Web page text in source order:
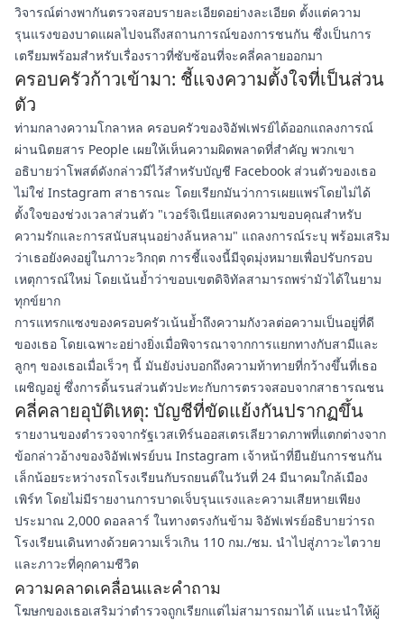
วิจารณ์ต่างพากันตรวจสอบรายละเอียดอย่างละเอียด ตั้งแต่ความ
รุนแรงของบาดแผลไปจนถึงสถานการณ์ของการชนกัน ซึ่งเป็นการ
เตรียมพร้อมสำหรับเรื่องราวที่ซับซ้อนที่จะคลี่คลายออกมา
ครอบครัวก้าวเข้ามา: ชี้แจงความตั้งใจที่เป็นส่วน
ตัว
ท่ามกลางความโกลาหล ครอบครัวของจิอัฟเฟรย์ได้ออกแถลงการณ์
ผ่านนิตยสาร People เผยให้เห็นความผิดพลาดที่สำคัญ พวกเขา
อธิบายว่าโพสต์ดังกล่าวมีไว้สำหรับบัญชี Facebook ส่วนตัวของเธอ
ไม่ใช่ Instagram สาธารณะ โดยเรียกมันว่าการเผยแพร่โดยไม่ได้
ตั้งใจของช่วงเวลาส่วนตัว "เวอร์จิเนียแสดงความขอบคุณสำหรับ
ความรักและการสนับสนุนอย่างล้นหลาม" แถลงการณ์ระบุ พร้อมเสริม
ว่าเธอยังคงอยู่ในภาวะวิกฤต การชี้แจงนี้มีจุดมุ่งหมายเพื่อปรับกรอบ
เหตุการณ์ใหม่ โดยเน้นย้ำว่าขอบเขตดิจิทัลสามารถพร่ามัวได้ในยาม
ทุกข์ยาก
การแทรกแซงของครอบครัวเน้นย้ำถึงความกังวลต่อความเป็นอยู่ที่ดี
ของเธอ โดยเฉพาะอย่างยิ่งเมื่อพิจารณาจากการแยกทางกับสามีและ
ลูกๆ ของเธอเมื่อเร็วๆ นี้ มันยังบ่งบอกถึงความท้าทายที่กว้างขึ้นที่เธอ
เผชิญอยู่ ซึ่งการดิ้นรนส่วนตัวปะทะกับการตรวจสอบจากสาธารณชน
คลี่คลายอุบัติเหตุ: บัญชีที่ขัดแย้งกันปรากฏขึ้น
รายงานของตำรวจจากรัฐเวสเทิร์นออสเตรเลียวาดภาพที่แตกต่างจาก
ข้อกล่าวอ้างของจิอัฟเฟรย์บน Instagram เจ้าหน้าที่ยืนยันการชนกัน
เล็กน้อยระหว่างรถโรงเรียนกับรถยนต์ในวันที่ 24 มีนาคมใกล้เมือง
เพิร์ท โดยไม่มีรายงานการบาดเจ็บรุนแรงและความเสียหายเพียง
ประมาณ 2,000 ดอลลาร์ ในทางตรงกันข้าม จิอัฟเฟรย์อธิบายว่ารถ
โรงเรียนเดินทางด้วยความเร็วเกิน 110 กม./ชม. นำไปสู่ภาวะไตวาย
และภาวะที่คุกคามชีวิต
ความคลาดเคลื่อนและคำถาม
โฆษกของเธอเสริมว่าตำรวจถูกเรียกแต่ไม่สามารถมาได้ แนะนำให้ผู้